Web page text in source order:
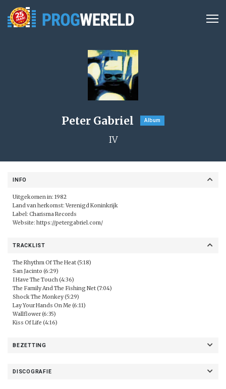
Peter Gabriel Album
IV
INFO
Uitgekomen in: 1982
Land van herkomst: Verenigd Koninkrijk
Label: Charisma Records
Website: https://petergabriel.com/
TRACKLIST
The Rhythm Of The Heat (5:18)
San Jacinto (6:29)
I Have The Touch (4:36)
The Family And The Fishing Net (7:04)
Shock The Monkey (5:29)
Lay Your Hands On Me (6:11)
Wallflower (6:35)
Kiss Of Life (4:16)
BEZETTING
DISCOGRAFIE